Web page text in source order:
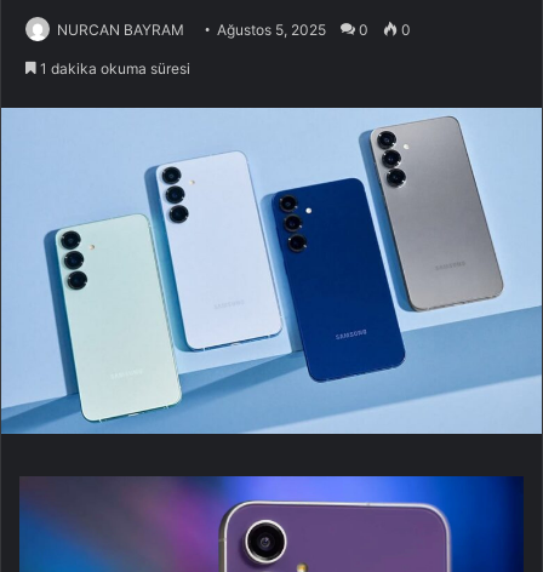
NURCAN BAYRAM Ağustos 5, 2025 0 0
1 dakika okuma süresi